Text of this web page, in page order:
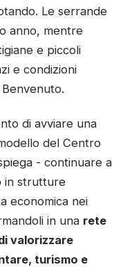
Le serrande
anno, mentre
e piccoli
e condizioni
di avviare una
del Centro
- continuare a
in strutture
economica nei
in una rete
valorizzare
turismo e